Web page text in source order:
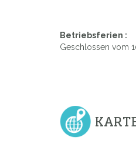
Betriebsferien :
Geschlossen vom